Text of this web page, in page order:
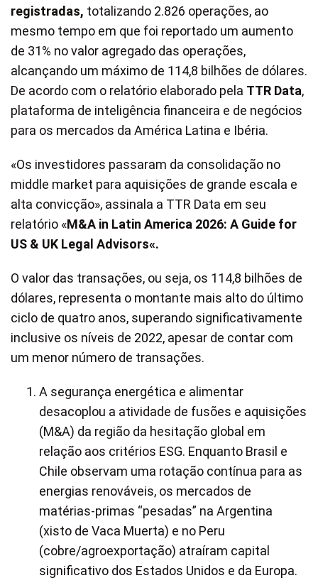
registradas, totalizando 2.826 operações, ao
mesmo tempo em que foi reportado um aumento
de 31% no valor agregado das operações,
alcançando um máximo de 114,8 bilhões de dólares.
De acordo com o relatório elaborado pela TTR Data,
plataforma de inteligência financeira e de negócios
para os mercados da América Latina e Ibéria.
«Os investidores passaram da consolidação no
middle market para aquisições de grande escala e
alta convicção», assinala a TTR Data em seu
relatório «M&A in Latin America 2026: A Guide for
US & UK Legal Advisors«.
O valor das transações, ou seja, os 114,8 bilhões de
dólares, representa o montante mais alto do último
ciclo de quatro anos, superando significativamente
inclusive os níveis de 2022, apesar de contar com
um menor número de transações.
A segurança energética e alimentar
desacoplou a atividade de fusões e aquisições
(M&A) da região da hesitação global em
relação aos critérios ESG. Enquanto Brasil e
Chile observam uma rotação contínua para as
energias renováveis, os mercados de
matérias-primas “pesadas” na Argentina
(xisto de Vaca Muerta) e no Peru
(cobre/agroexportação) atraíram capital
significativo dos Estados Unidos e da Europa.